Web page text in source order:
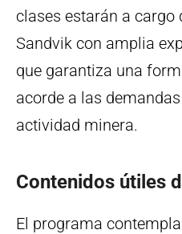
clases estarán a cargo
Sandvik con amplia
que garantiza una
acorde a las
actividad minera.
Contenidos útiles
El programa